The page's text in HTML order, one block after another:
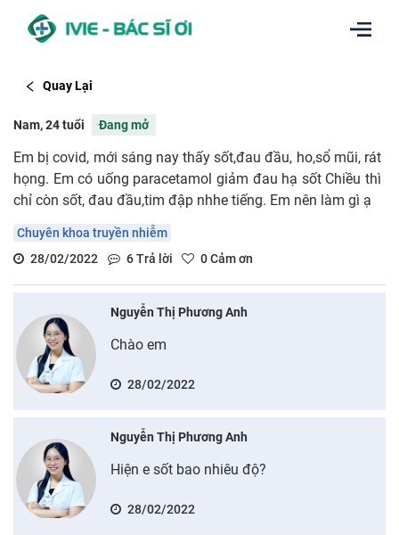
Quay Lại
Nam, 24 tuổi Đang mở
Em bị covid, mới sáng nay thấy sốt,đau đầu, ho,sổ mũi, rát
họng. Em có uống paracetamol giảm đau hạ sốt Chiều thì
chỉ còn sốt, đau đầu,tim đập nhhe tiếng. Em nên làm gì ạ
Chuyên khoa truyền nhiễm
28/02/2022
6Trả lời 0Cảm ơn
Nguyễn Thị Phương Anh
Chào em
28/02/2022
Nguyễn Thị Phương Anh
Hiện e sốt bao nhiêu độ?
28/02/2022